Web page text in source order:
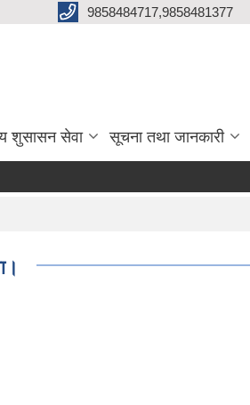
9858484717,9858481377
शुसासन सेवा सूचना तथा जानकारी